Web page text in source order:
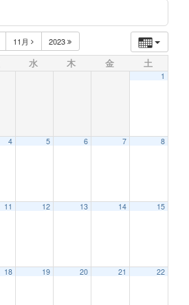
11月 2023
水 木 金 土
1
4 5 6 7 8
11 12 13 14 15
18 19 20 21 22